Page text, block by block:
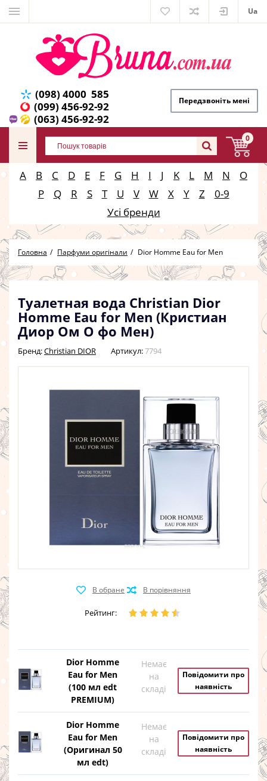
Ua
(098) 4000 585
(099) 456-92-92
(063) 456-92-92
Передзвоніть мені
0
A B C D E F G H I J K L M N
O
P
Q R S T U V W X Y Z
0-9
Усі бренди
Головна Парфуми оригінали Dior Homme Eau for Men
Туалетная вода Christian Dior
Homme Eau for Men (Кристиан
Диор Ом О фо Мен)
Бренд:Christian DIOR Артикул:7794
Рейтинг:
Dior Homme
Eau for Men
(100 мл edt
PREMIUM)
Немає
на
складі
Повідомити про
наявність
Dior Homme
Eau for Men
(Оригинал 50
мл edt)
Немає
на
складі
Повідомити про
наявність